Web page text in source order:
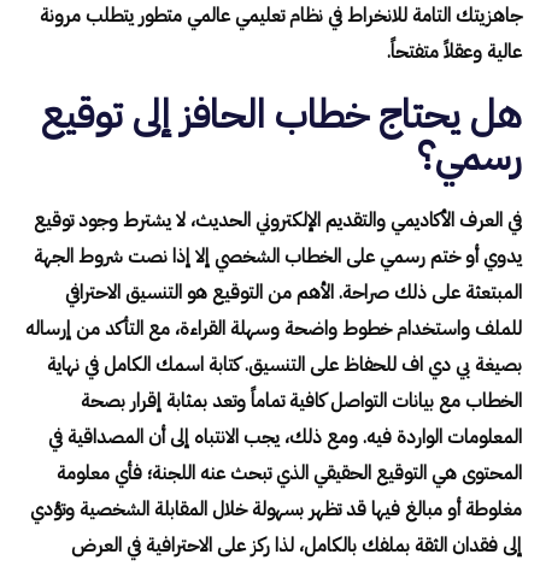
جاهزيتك التامة للانخراط في نظام تعليمي عالمي متطور يتطلب مرونة
عالية وعقلاً متفتحاً.
هل يحتاج خطاب الحافز إلى توقيع
رسمي؟
في العرف الأكاديمي والتقديم الإلكتروني الحديث، لا يشترط وجود توقيع
يدوي أو ختم رسمي على الخطاب الشخصي إلا إذا نصت شروط الجهة
المبتعثة على ذلك صراحة. الأهم من التوقيع هو التنسيق الاحترافي
للملف واستخدام خطوط واضحة وسهلة القراءة، مع التأكد من إرساله
بصيغة بي دي اف للحفاظ على التنسيق. كتابة اسمك الكامل في نهاية
الخطاب مع بيانات التواصل كافية تماماً وتعد بمثابة إقرار بصحة
المعلومات الواردة فيه. ومع ذلك، يجب الانتباه إلى أن المصداقية في
المحتوى هي التوقيع الحقيقي الذي تبحث عنه اللجنة؛ فأي معلومة
مغلوطة أو مبالغ فيها قد تظهر بسهولة خلال المقابلة الشخصية وتؤدي
إلى فقدان الثقة بملفك بالكامل، لذا ركز على الاحترافية في العرض